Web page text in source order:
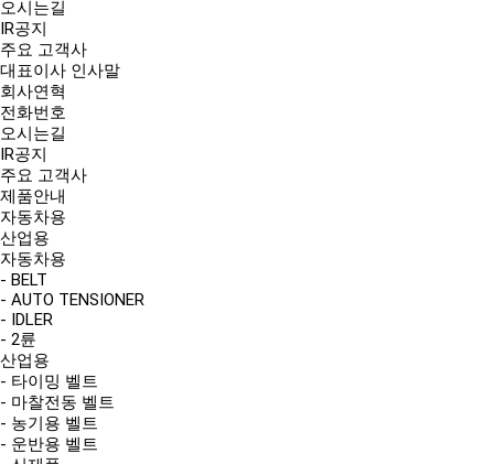
오시는길
IR공지
주요 고객사
대표이사 인사말
회사연혁
전화번호
오시는길
IR공지
주요 고객사
제품안내
자동차용
산업용
자동차용
- BELT
- AUTO TENSIONER
- IDLER
- 2륜
산업용
- 타이밍 벨트
- 마찰전동 벨트
- 농기용 벨트
- 운반용 벨트